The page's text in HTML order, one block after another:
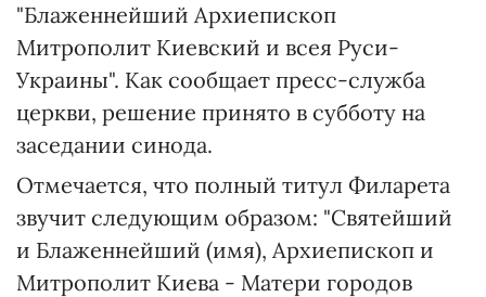
"Блаженнейший Архиепископ
Митрополит Киевский и всея Руси-
Украины". Как сообщает пресс-служба
церкви, решение принято в субботу на
заседании синода.
Отмечается, что полный титул Филарета
звучит следующим образом: "Святейший
и Блаженнейший (имя), Архиепископ и
Митрополит Киева - Матери городов